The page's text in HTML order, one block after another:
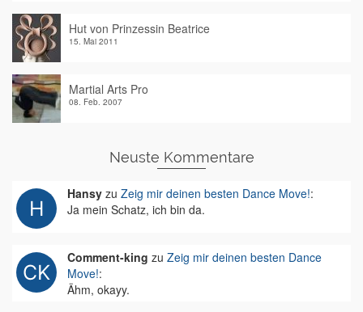
Hut von Prinzessin Beatrice
15. Mai 2011
Martial Arts Pro
08. Feb. 2007
Neuste Kommentare
Hansy zu Zeig mir deinen besten Dance Move!:
Ja mein Schatz, ich bin da.
Comment-king zu Zeig mir deinen besten Dance
Move!:
Ähm, okayy.